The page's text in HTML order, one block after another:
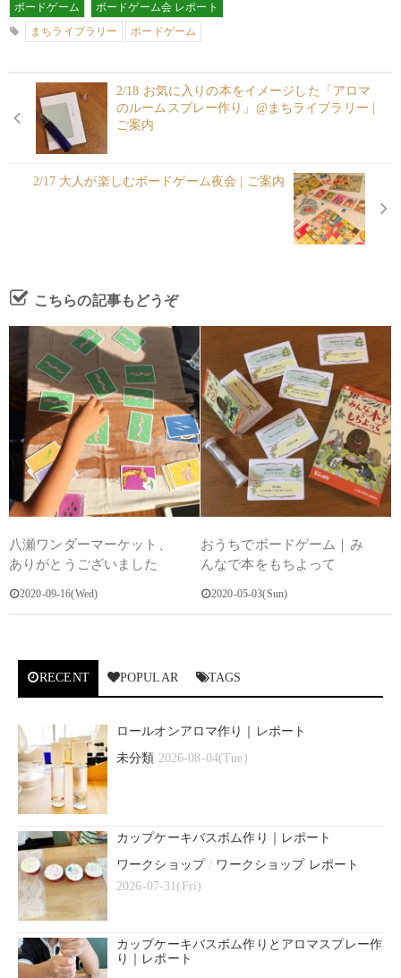
ボードゲーム
ボードゲーム会 レポート
まちライブラリー
ボードゲーム
2/18 お気に入りの本をイメージした「アロマ
のルームスプレー作り」@まちライブラリー |
ご案内
2/17 大人が楽しむボードゲーム夜会 | ご案内
こちらの記事もどうぞ
八瀬ワンダーマーケット、
ありがとうございました
2020-09-16(Wed)
おうちでボードゲーム｜み
んなで本をもちよって
2020-05-03(Sun)
RECENT POPULAR TAGS
ロールオンアロマ作り｜レポート
未分類 2026-08-04(Tue)
カップケーキバスボム作り｜レポート
ワークショップ/ ワークショップ レポート
2026-07-31(Fri)
カップケーキバスボム作りとアロマスプレー作
り｜レポート